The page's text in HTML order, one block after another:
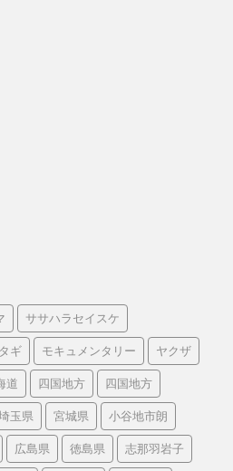
ササハラセイスケ
ギ モキュメンタリー ヤクザ
道 四国地方 四国地方
玉県 宮城県 小谷地市朗
広島県 徳島県 志那羽岩子